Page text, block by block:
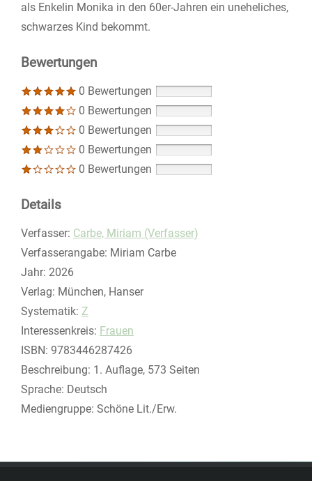
als Enkelin Monika in den 60er-Jahren ein uneheliches,
schwarzes Kind bekommt.
Bewertungen
0 Bewertungen
0 Bewertungen
0 Bewertungen
0 Bewertungen
0 Bewertungen
Details
Verfasser: Suche nach diesem Verfasser
Carbe, Miriam (Verfasser)
Verfasserangabe: Miriam Carbe
Jahr: 2026
Verlag: München, Hanser
opens in new tab
Diesen Link in neuem Tab öffnen
Systematik: Suche nach dieser Systematik
Z
Interessenkreis: Suche nach diesem Interessenskreis
Frauen
ISBN: 9783446287426
Beschreibung: 1. Auflage, 573 Seiten
Suche nach dieser Beteiligten Person
Sprache: Deutsch
Mediengruppe: Schöne Lit./Erw.